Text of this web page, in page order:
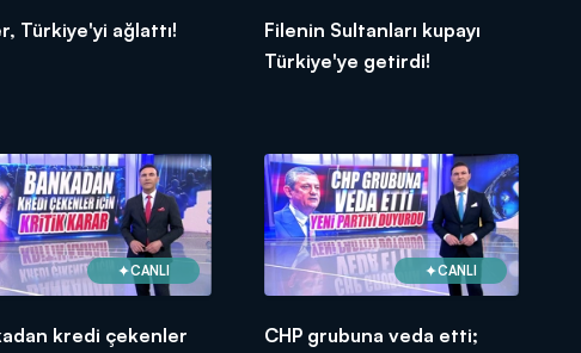
Türkiye'yi ağlattı!
Filenin Sultanları kupayı
Türkiye'ye getirdi!
CANLI
kredi çekenler
CANLI
CHP grubuna veda etti;